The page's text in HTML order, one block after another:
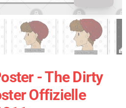
- The Dirty
Offizielle